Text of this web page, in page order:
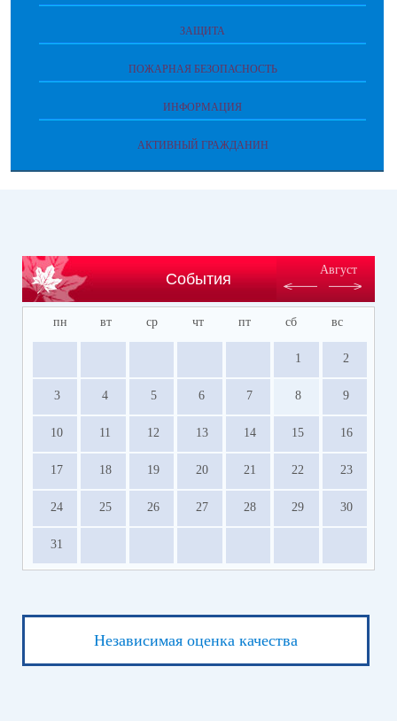
ЗАЩИТА
ПОЖАРНАЯ БЕЗОПАСНОСТЬ
ИНФОРМАЦИЯ
АКТИВНЫЙ ГРАЖДАНИН
События
Август
пн вт ср чт пт сб вс
1 2
3 4 5 6 7 8 9
10 11 12 13 14 15 16
17 18 19 20 21 22 23
24 25 26 27 28 29 30
31
Независимая оценка качества